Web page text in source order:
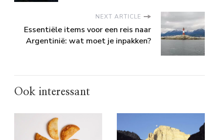
NEXT ARTICLE
Essentiële items voor een reis naar
Argentinië: wat moet je inpakken?
Ook interessant